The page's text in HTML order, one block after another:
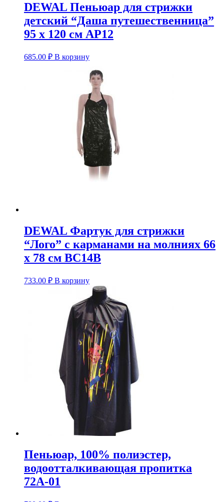
DEWAL Пеньюар для стрижки
детский “Даша путешественница”
95 х 120 см AP12
685.00 ₽ В корзину
DEWAL Фартук для стрижки
“Лого” с карманами на молниях 66
x 78 см BC14B
733.00 ₽ В корзину
Пеньюар, 100% полиэстер,
водоотталкивающая пропитка
72А-01